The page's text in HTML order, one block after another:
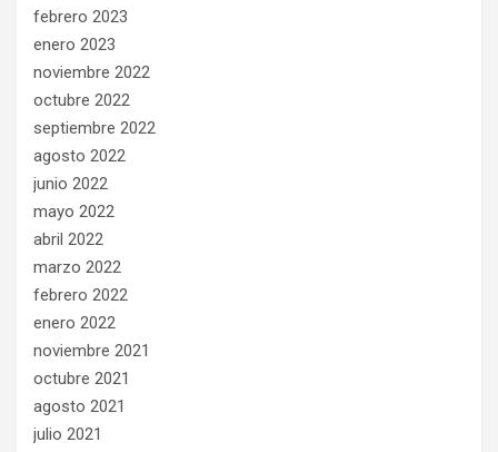
febrero 2023
enero 2023
noviembre 2022
octubre 2022
septiembre 2022
agosto 2022
junio 2022
mayo 2022
abril 2022
marzo 2022
febrero 2022
enero 2022
noviembre 2021
octubre 2021
agosto 2021
julio 2021